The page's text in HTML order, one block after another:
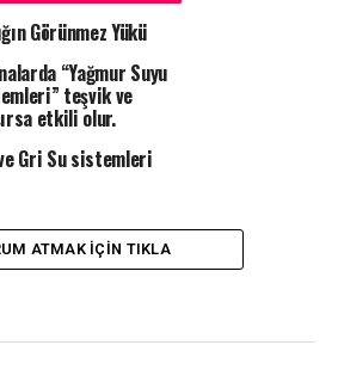
Görünmez Yükü
“Yağmur Suyu
teşvik ve
etkili olur.
Gri Su sistemleri
ATMAK IÇIN TIKLA